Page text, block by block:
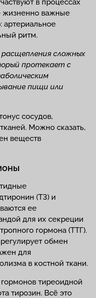
жизненно важные
артериальное
ритм.
сложных
протекает с
пищи или
сосудов,
Можно сказать,
веществ
(Т3) и
ее
для их секреции
гормона (ТТГ).
обмен
для
в костной ткани.
тиреоидной
тирозин. Всё это